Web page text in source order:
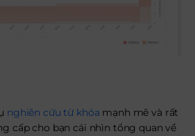
nghiên cứu từ khóa mạnh mẽ và rất
cấp cho bạn cái nhìn tổng quan về